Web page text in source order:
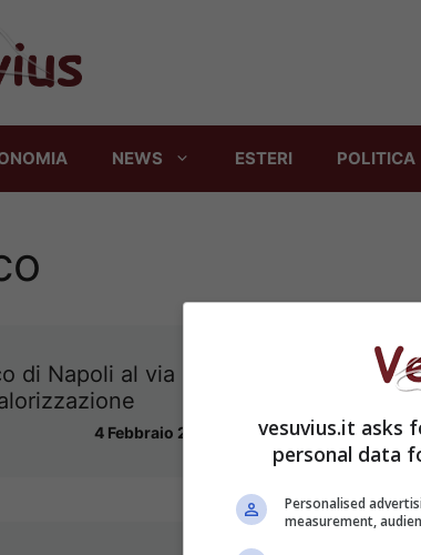
NEWS ESTERI POLITICA
di Napoli al via le
4 Febbraio 2014
Pompei,
vesuvius.it asks
personal data
Personalised
measurement,